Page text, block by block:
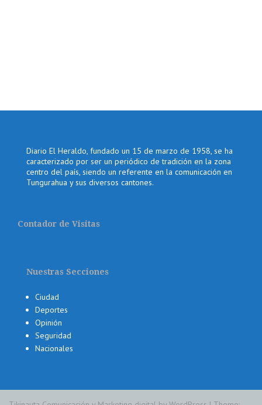
Diario El Heraldo, fundado un 15 de marzo de 1958, se ha
caracterizado por ser un periódico de tradición en la zona
centro del país, siendo un referente en la comunicación en
Tungurahua y sus diversos cantones.
Contador de Visitas
Nuestras Secciones
Ciudad
Deportes
Opinión
Seguridad
Nacionales